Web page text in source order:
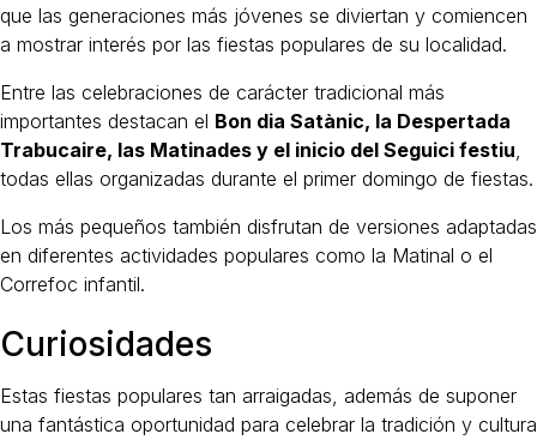
que las generaciones más jóvenes se diviertan y comiencen
a mostrar interés por las fiestas populares de su localidad.
Entre las celebraciones de carácter tradicional más
importantes destacan el Bon dia Satànic, la Despertada
Trabucaire, las Matinades y el inicio del Seguici festiu
todas ellas organizadas durante el primer domingo de fiestas.
Los más pequeños también disfrutan de versiones adaptadas
en diferentes actividades populares como la Matinal o el
Correfoc infantil.
Curiosidades
Estas fiestas populares tan arraigadas, además de suponer
una fantástica oportunidad para celebrar la tradición y cultura